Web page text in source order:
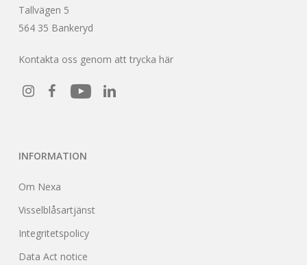
Tallvägen 5
564 35 Bankeryd
Kontakta oss genom att trycka här
INFORMATION
Om Nexa
Visselblåsartjänst
Integritetspolicy
Data Act notice